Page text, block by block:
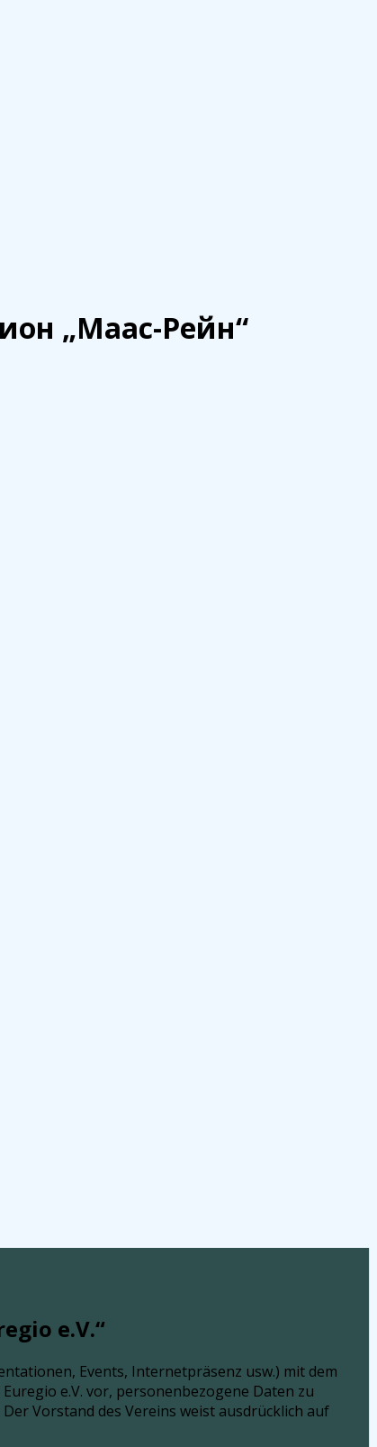
„Маас-Рейн“
e.V.“
Events, Internetpräsenz usw.) mit dem
e.V. vor, personenbezogene Daten zu
Vorstand des Vereins weist ausdrücklich auf